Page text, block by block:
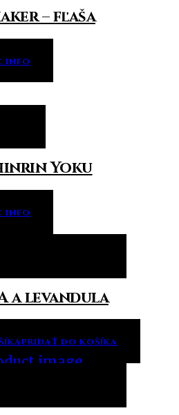
– fľaša
INFO
Yoku
INFO
a levandula
PRIDAŤ DO KOŠÍKA